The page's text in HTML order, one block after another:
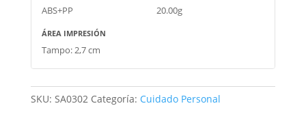
ABS+PP 20.00g
ÁREA IMPRESIÓN
Tampo: 2,7 cm
SKU: SA0302 Categoría: Cuidado Personal